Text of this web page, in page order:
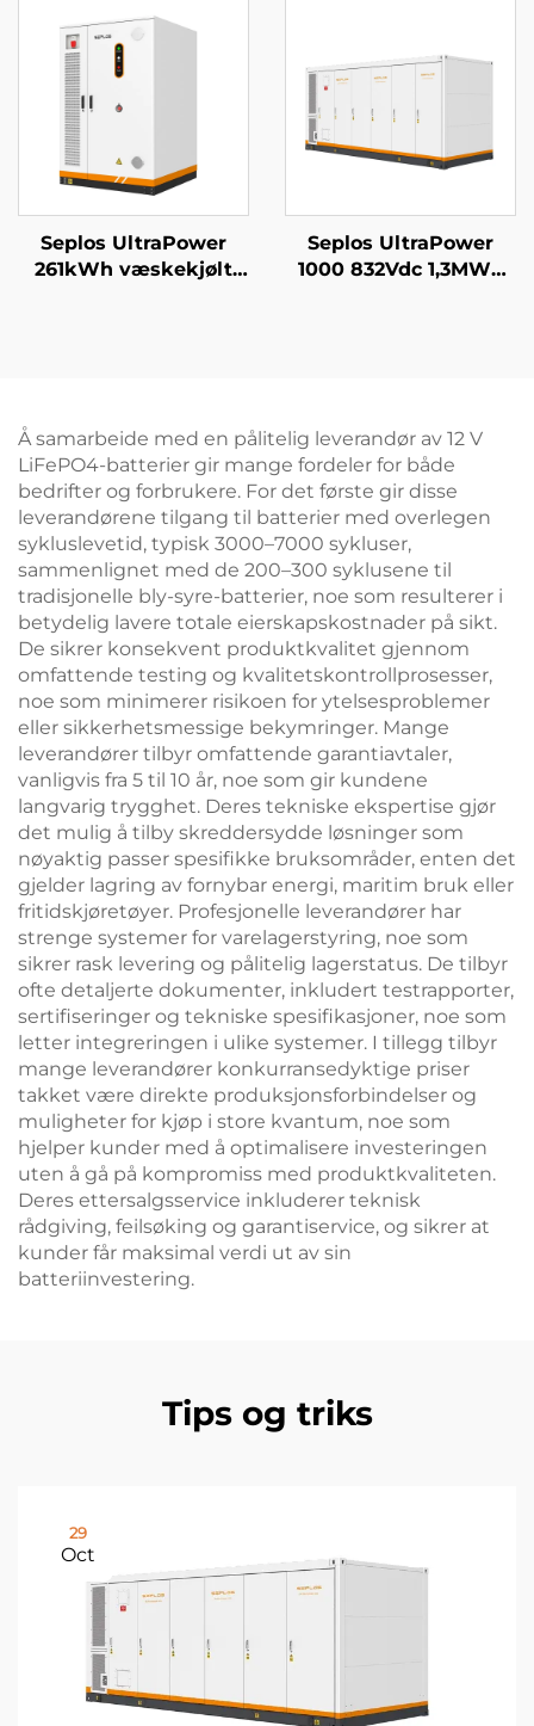
LiFePO4-batteri
netttilkobling BESS
Seplos UltraPower
261kWh væskekjølt
industriell
energilagring
Seplos UltraPower
1000 832Vdc 1,3MWh
Å samarbeide med en pålitelig leverandør av 12 V
LiFePO4-batterier gir mange fordeler for både
bedrifter og forbrukere. For det første gir disse
leverandørene tilgang til batterier med overlegen
sykluslevetid, typisk 3000–7000 sykluser,
sammenlignet med de 200–300 syklusene til
tradisjonelle bly-syre-batterier, noe som resulterer i
betydelig lavere totale eierskapskostnader på sikt.
De sikrer konsekvent produktkvalitet gjennom
omfattende testing og kvalitetskontrollprosesser,
noe som minimerer risikoen for ytelsesproblemer
eller sikkerhetsmessige bekymringer. Mange
leverandører tilbyr omfattende garantiavtaler,
vanligvis fra 5 til 10 år, noe som gir kundene
langvarig trygghet. Deres tekniske ekspertise gjør
det mulig å tilby skreddersydde løsninger som
nøyaktig passer spesifikke bruksområder, enten det
gjelder lagring av fornybar energi, maritim bruk eller
fritidskjøretøyer. Profesjonelle leverandører har
strenge systemer for varelagerstyring, noe som
sikrer rask levering og pålitelig lagerstatus. De tilbyr
ofte detaljerte dokumenter, inkludert testrapporter,
sertifiseringer og tekniske spesifikasjoner, noe som
letter integreringen i ulike systemer. I tillegg tilbyr
mange leverandører konkurransedyktige priser
takket være direkte produksjonsforbindelser og
muligheter for kjøp i store kvantum, noe som
hjelper kunder med å optimalisere investeringen
uten å gå på kompromiss med produktkvaliteten.
Deres ettersalgsservice inkluderer teknisk
rådgiving, feilsøking og garantiservice, og sikrer at
kunder får maksimal verdi ut av sin
batteriinvestering.
Tips og triks
29
Oct